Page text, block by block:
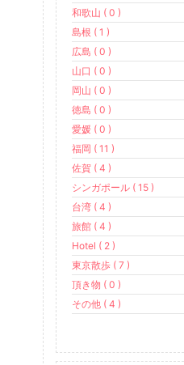
和歌山 ( 0 )
島根 ( 1 )
広島 ( 0 )
山口 ( 0 )
岡山 ( 0 )
徳島 ( 0 )
愛媛 ( 0 )
福岡 ( 11 )
佐賀 ( 4 )
シンガポール ( 15 )
台湾 ( 4 )
旅館 ( 4 )
Hotel ( 2 )
東京散歩 ( 7 )
頂き物 ( 0 )
その他 ( 4 )